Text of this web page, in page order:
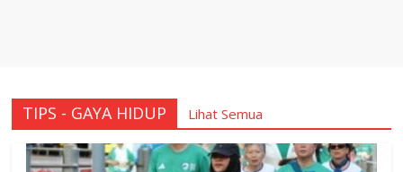
TIPS - GAYA HIDUP Lihat Semua